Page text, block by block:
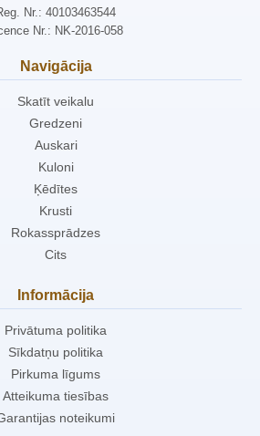
Nr.: 40103463544
Nr.: NK-2016-058
Navigācija
Skatīt veikalu
Gredzeni
Auskari
Kuloni
Ķēdītes
Krusti
Rokassprādzes
Cits
Informācija
Privātuma politika
Sīkdatņu politika
Pirkuma līgums
Atteikuma tiesības
noteikumi